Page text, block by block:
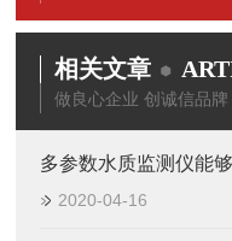
相关文章
做良心企业 创诚信品牌
多参数水质监测仪能
2020-04-16